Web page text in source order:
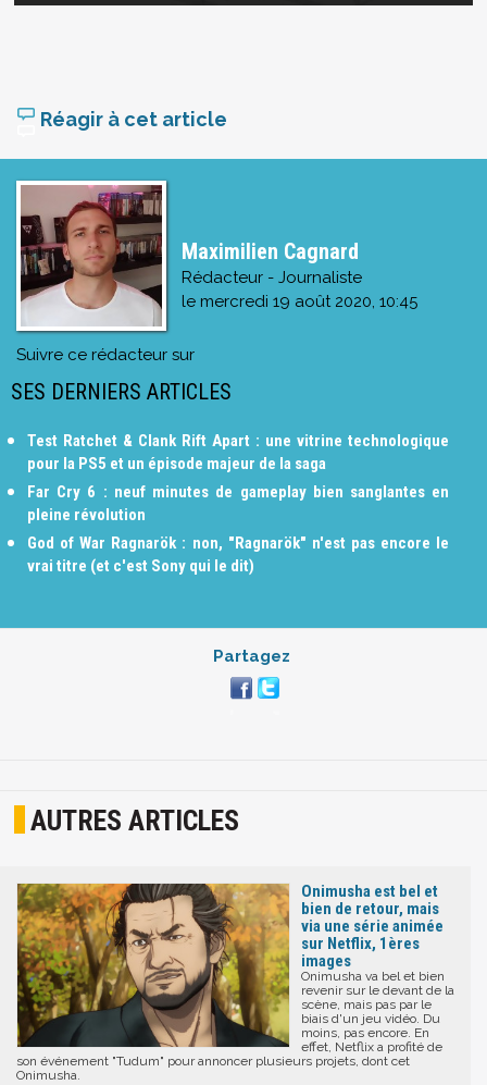
Réagir à cet article
Maximilien Cagnard
Rédacteur - Journaliste
le mercredi 19 août 2020, 10:45
Suivre ce rédacteur sur
SES DERNIERS ARTICLES
Test Ratchet & Clank Rift Apart : une vitrine technologique
pour la PS5 et un épisode majeur de la saga
Far Cry 6 : neuf minutes de gameplay bien sanglantes en
pleine révolution
God of War Ragnarök : non, "Ragnarök" n'est pas encore le
vrai titre (et c'est Sony qui le dit)
Partagez
AUTRES ARTICLES
Onimusha est bel et
bien de retour, mais
via une série animée
sur Netflix, 1ères
images
Onimusha va bel et bien
revenir sur le devant de la
scène, mais pas par le
biais d'un jeu vidéo. Du
moins, pas encore. En
effet, Netflix a profité de
son événement "Tudum" pour annoncer plusieurs projets, dont cet
Onimusha.